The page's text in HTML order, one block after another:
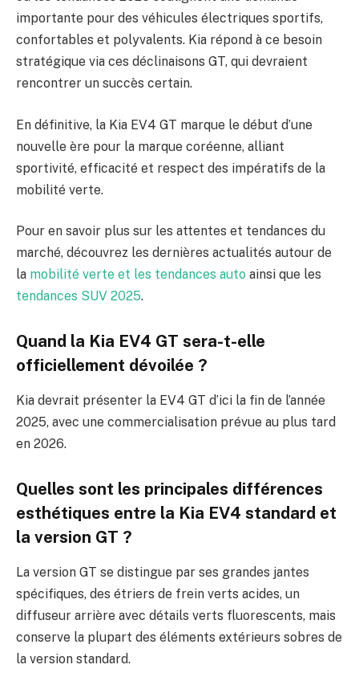
importante pour des véhicules électriques sportifs,
confortables et polyvalents. Kia répond à ce besoin
stratégique via ces déclinaisons GT, qui devraient
rencontrer un succès certain.
En définitive, la Kia EV4 GT marque le début d’une
nouvelle ère pour la marque coréenne, alliant
sportivité, efficacité et respect des impératifs de la
mobilité verte.
Pour en savoir plus sur les attentes et tendances du
marché, découvrez les dernières actualités autour de
la mobilité verte et les tendances auto ainsi que les
tendances SUV 2025.
Quand la Kia EV4 GT sera-t-elle
officiellement dévoilée ?
Kia devrait présenter la EV4 GT d’ici la fin de l’année
2025, avec une commercialisation prévue au plus tard
en 2026.
Quelles sont les principales différences
esthétiques entre la Kia EV4 standard et
la version GT ?
La version GT se distingue par ses grandes jantes
spécifiques, des étriers de frein verts acides, un
diffuseur arrière avec détails verts fluorescents, mais
conserve la plupart des éléments extérieurs sobres de
la version standard.